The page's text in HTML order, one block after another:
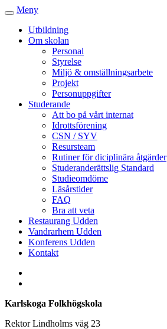
Meny
Utbildning
Om skolan
Personal
Styrelse
Miljö & omställningsarbete
Projekt
Personuppgifter
Studerande
Att bo på vårt internat
Idrottsförening
CSN / SYV
Resursteam
Rutiner för diciplinära åtgärder
Studeranderättslig Standard
Studieomdöme
Läsårstider
FAQ
Bra att veta
Restaurang Udden
Vandrarhem Udden
Konferens Udden
Kontakt
Karlskoga Folkhögskola
Rektor Lindholms väg 23